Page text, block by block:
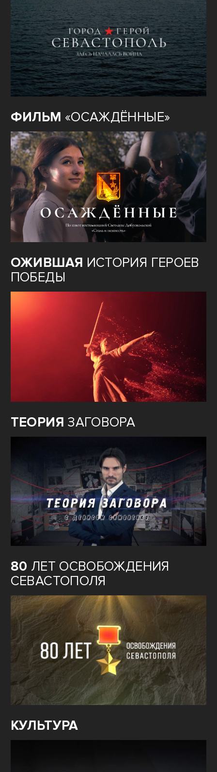
ФИЛЬМ «ОСАЖДЁННЫЕ»
ОЖИВШАЯ ИСТОРИЯ ГЕРОЕВ
ПОБЕДЫ
ТЕОРИЯ ЗАГОВОРА
80 ЛЕТ ОСВОБОЖДЕНИЯ
СЕВАСТОПОЛЯ
КУЛЬТУРА